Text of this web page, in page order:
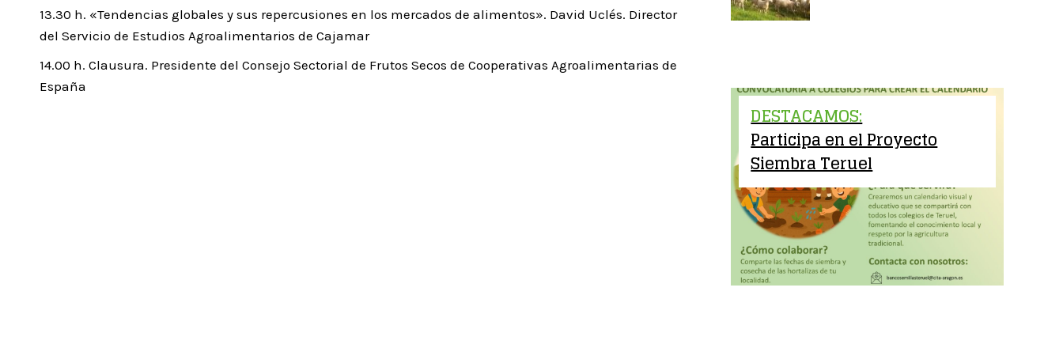
13.30 h. «Tendencias globales y sus repercusiones en los mercados de alimentos». David Uclés. Director
del Servicio de Estudios Agroalimentarios de Cajamar
14.00 h. Clausura. Presidente del Consejo Sectorial de Frutos Secos de Cooperativas Agroalimentarias de
España
DESTACAMOS:
Participa en el Proyecto
Siembra Teruel